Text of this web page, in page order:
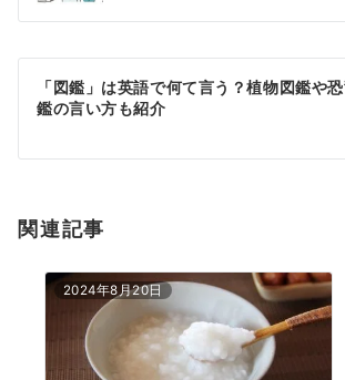
ン
「図鑑」は英語で何て言う？植物図鑑や
鑑の言い方も紹介
関連記事
2024年8月20日